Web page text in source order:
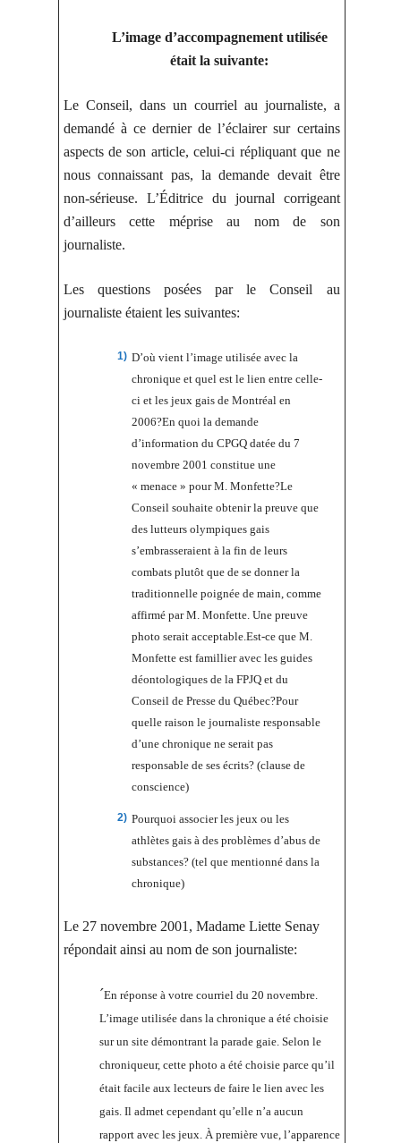
L’image d’accompagnement utilisée
était la suivante:
Le Conseil, dans un courriel au journaliste, a
demandé à ce dernier de l’éclairer sur certains
aspects de son article, celui-ci répliquant que ne
nous connaissant pas, la demande devait être
non-sérieuse. L’Éditrice du journal corrigeant
d’ailleurs cette méprise au nom de son
journaliste.
Les questions posées par le Conseil au
journaliste étaient les suivantes:
D’où vient l’image utilisée avec la
chronique et quel est le lien entre celle-
ci et les jeux gais de Montréal en
2006?En quoi la demande
d’information du CPGQ datée du 7
novembre 2001 constitue une
« menace » pour M. Monfette?Le
Conseil souhaite obtenir la preuve que
des lutteurs olympiques gais
s’embrasseraient à la fin de leurs
combats plutôt que de se donner la
traditionnelle poignée de main, comme
affirmé par M. Monfette. Une preuve
photo serait acceptable.Est-ce que M.
Monfette est famillier avec les guides
déontologiques de la FPJQ et du
Conseil de Presse du Québec?Pour
quelle raison le journaliste responsable
d’une chronique ne serait pas
responsable de ses écrits? (clause de
conscience)
Pourquoi associer les jeux ou les
athlètes gais à des problèmes d’abus de
substances? (tel que mentionné dans la
chronique)
Le 27 novembre 2001, Madame Liette Senay
répondait ainsi au nom de son journaliste:
´En réponse à votre courriel du 20 novembre.
L’image utilisée dans la chronique a été choisie
sur un site démontrant la parade gaie. Selon le
chroniqueur, cette photo a été choisie parce qu’il
était facile aux lecteurs de faire le lien avec les
gais. Il admet cependant qu’elle n’a aucun
rapport avec les jeux. À première vue, l’apparence